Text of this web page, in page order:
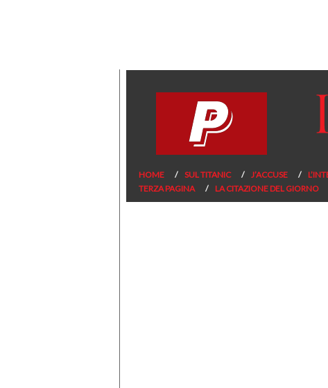
HOME SUL TITANIC J’ACCUSE
TERZA PAGINA
LA CITAZIONE DEL GIORNO